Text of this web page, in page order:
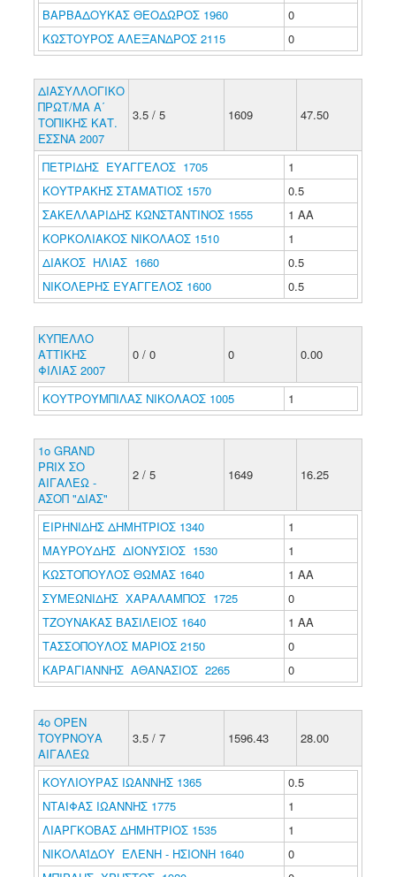
ΒΑΡΒΑΔΟΥΚΑΣ ΘΕΟΔΩΡΟΣ 1960
0
ΚΩΣΤΟΥΡΟΣ ΑΛΕΞΑΝΔΡΟΣ 2115
0
ΔΙΑΣΥΛΛΟΓΙΚΟ
ΠΡΩΤ/ΜΑ Α΄
ΤΟΠΙΚΗΣ ΚΑΤ.
ΕΣΣΝΑ 2007
3.5 / 5 1609 47.50
ΠΕΤΡΙΔΗΣ ΕΥΑΓΓΕΛΟΣ 1705
1
ΚΟΥΤΡΑΚΗΣ ΣΤΑΜΑΤΙΟΣ 1570
0.5
ΣΑΚΕΛΛΑΡΙΔΗΣ ΚΩΝΣΤΑΝΤΙΝΟΣ 1555
1 ΑΑ
ΚΟΡΚΟΛΙΑΚΟΣ ΝΙΚΟΛΑΟΣ 1510
1
ΔΙΑΚΟΣ ΗΛΙΑΣ 1660
0.5
ΝΙΚΟΛΕΡΗΣ ΕΥΑΓΓΕΛΟΣ 1600
0.5
ΚΥΠΕΛΛΟ
ΑΤΤΙΚΗΣ
ΦΙΛΙΑΣ 2007
0 / 0 0 0.00
ΚΟΥΤΡΟΥΜΠΙΛΑΣ ΝΙΚΟΛΑΟΣ 1005 1
1ο GRAND
PRIX ΣΟ
ΑΙΓΑΛΕΩ -
ΑΣΟΠ "ΔΙΑΣ"
2 / 5 1649 16.25
ΕΙΡΗΝΙΔΗΣ ΔΗΜΗΤΡΙΟΣ 1340
1
ΜΑΥΡΟΥΔΗΣ ΔΙΟΝΥΣΙΟΣ 1530
1
ΚΩΣΤΟΠΟΥΛΟΣ ΘΩΜΑΣ 1640
1 ΑΑ
ΣΥΜΕΩΝΙΔΗΣ ΧΑΡΑΛΑΜΠΟΣ 1725
0
ΤΖΟΥΝΑΚΑΣ ΒΑΣΙΛΕΙΟΣ 1640
1 ΑΑ
ΤΑΣΣΟΠΟΥΛΟΣ ΜΑΡΙΟΣ 2150
0
ΚΑΡΑΓΙΑΝΝΗΣ ΑΘΑΝΑΣΙΟΣ 2265
0
4o OΡΕΝ
ΤΟΥΡΝΟΥΑ
ΑΙΓΑΛΕΩ
3.5 / 7 1596.43 28.00
ΚΟΥΛΙΟΥΡΑΣ ΙΩΑΝΝΗΣ 1365
0.5
ΝΤΑΙΦΑΣ ΙΩΑΝΝΗΣ 1775
1
ΛΙΑΡΓΚΟΒΑΣ ΔΗΜΗΤΡΙΟΣ 1535
1
ΝΙΚΟΛΑΪΔΟΥ ΕΛΕΝΗ - ΗΣΙΟΝΗ 1640
0